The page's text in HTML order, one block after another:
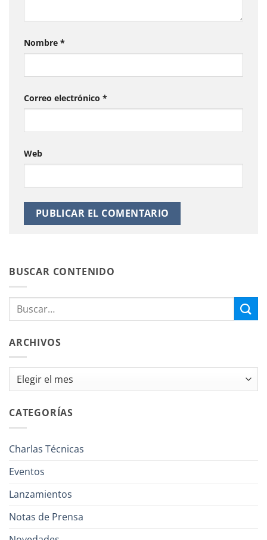
Nombre *
Correo electrónico *
Web
BUSCAR CONTENIDO
ARCHIVOS
Archivos
CATEGORÍAS
Charlas Técnicas
Eventos
Lanzamientos
Notas de Prensa